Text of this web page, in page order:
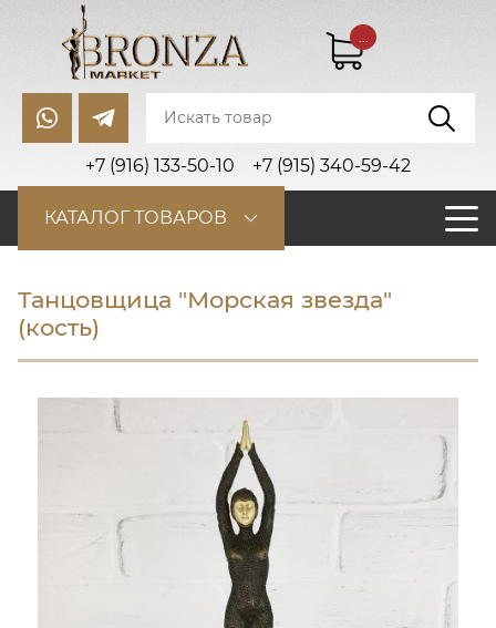
+7 (916) 133-50-10 +7 (915) 340-59-42
...
КАТАЛОГ ТОВАРОВ
Танцовщица "Морская звезда"
(кость)